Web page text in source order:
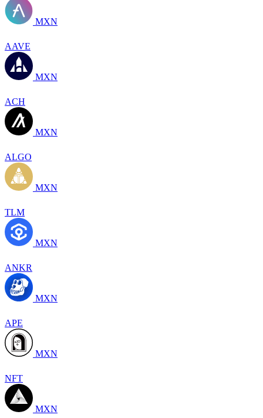
MXN
AAVE
MXN
ACH
MXN
ALGO
MXN
TLM
MXN
ANKR
MXN
APE
MXN
NFT
MXN